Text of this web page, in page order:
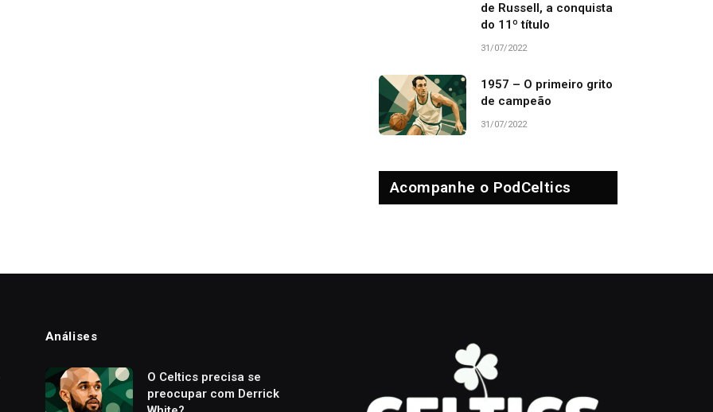
de Russell, a conquista
do 11º título
31/07/2022
1957 – O primeiro grito
de campeão
31/07/2022
Acompanhe o PodCeltics
Análises
O Celtics precisa se
preocupar com Derrick